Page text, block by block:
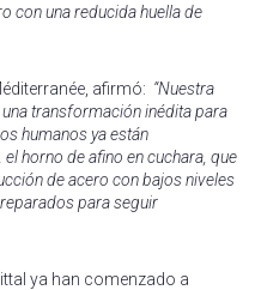
con una reducida huella de
afirmó: “Nuestra
transformación inédita para
humanos ya están
horno de afino en cuchara, que
de acero con bajos niveles
para seguir
ya han comenzado a